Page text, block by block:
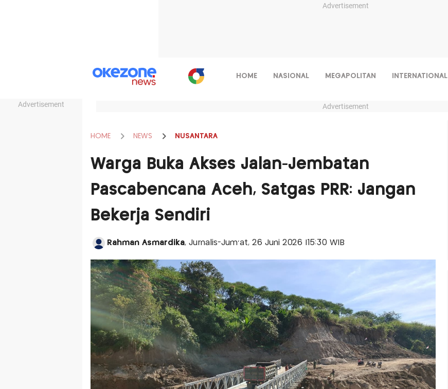
Advertisement
Advertisement
HOME NASIONAL MEGAPOLITAN INTERNATIONAL
Advertisement
HOME NEWS NUSANTARA
Warga Buka Akses Jalan-Jembatan
Pascabencana Aceh, Satgas PRR: Jangan
Bekerja Sendiri
Rahman Asmardika, Jurnalis-Jum'at, 26 Juni 2026 |15:30 WIB